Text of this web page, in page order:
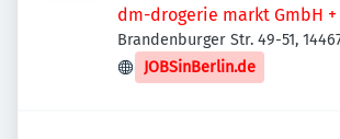
dm-drogerie markt GmbH +
Brandenburger Str. 49-51,
Deutschland
JOBSinBerlin.de